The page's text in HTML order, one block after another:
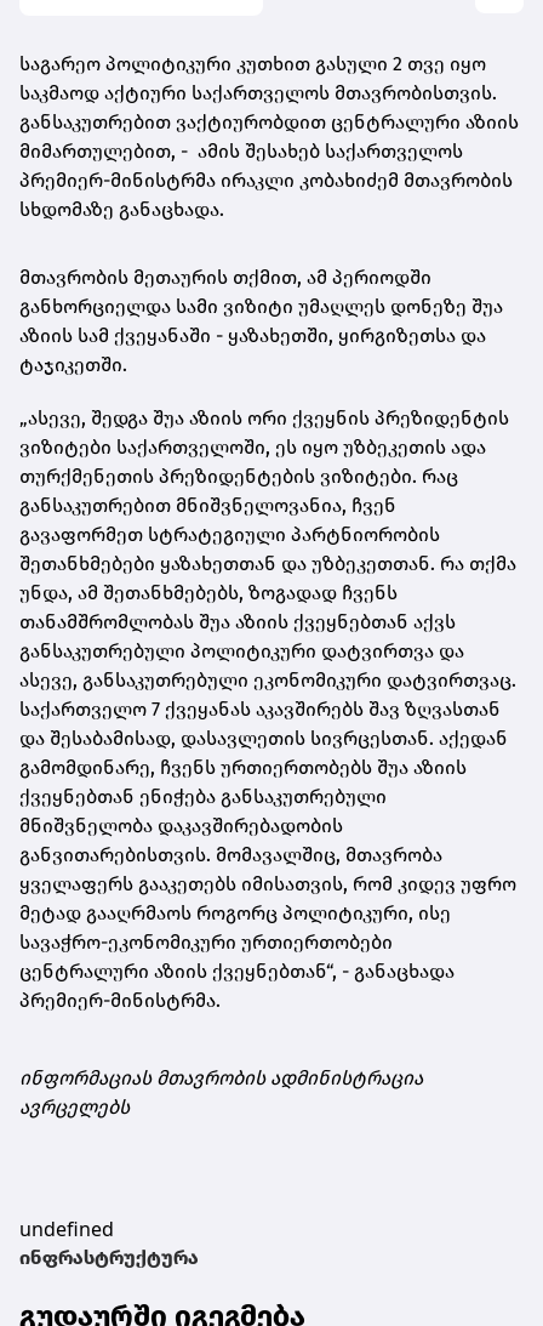
საგარეო პოლიტიკური კუთხით გასული 2 თვე იყო
საკმაოდ აქტიური საქართველოს მთავრობისთვის.
განსაკუთრებით ვაქტიურობდით ცენტრალური აზიის
მიმართულებით, - ამის შესახებ საქართველოს
პრემიერ-მინისტრმა ირაკლი კობახიძემ მთავრობის
სხდომაზე განაცხადა.
მთავრობის მეთაურის თქმით, ამ პერიოდში
განხორციელდა სამი ვიზიტი უმაღლეს დონეზე შუა
აზიის სამ ქვეყანაში - ყაზახეთში, ყირგიზეთსა და
ტაჯიკეთში.
„ასევე, შედგა შუა აზიის ორი ქვეყნის პრეზიდენტის
ვიზიტები საქართველოში, ეს იყო უზბეკეთის ადა
თურქმენეთის პრეზიდენტების ვიზიტები. რაც
განსაკუთრებით მნიშვნელოვანია, ჩვენ
გავაფორმეთ სტრატეგიული პარტნიორობის
შეთანხმებები ყაზახეთთან და უზბეკეთთან. რა თქმა
უნდა, ამ შეთანხმებებს, ზოგადად ჩვენს
თანამშრომლობას შუა აზიის ქვეყნებთან აქვს
განსაკუთრებული პოლიტიკური დატვირთვა და
ასევე, განსაკუთრებული ეკონომიკური დატვირთვაც.
საქართველო 7 ქვეყანას აკავშირებს შავ ზღვასთან
და შესაბამისად, დასავლეთის სივრცესთან. აქედან
გამომდინარე, ჩვენს ურთიერთობებს შუა აზიის
ქვეყნებთან ენიჭება განსაკუთრებული
მნიშვნელობა დაკავშირებადობის
განვითარებისთვის. მომავალშიც, მთავრობა
ყველაფერს გააკეთებს იმისათვის, რომ კიდევ უფრო
მეტად გააღრმაოს როგორც პოლიტიკური, ისე
სავაჭრო-ეკონომიკური ურთიერთობები
ცენტრალური აზიის ქვეყნებთან“, - განაცხადა
პრემიერ-მინისტრმა.
ინფორმაციას მთავრობის ადმინისტრაცია
ავრცელებს
undefined
ინფრასტრუქტურა
გუდაურში იგეგმება